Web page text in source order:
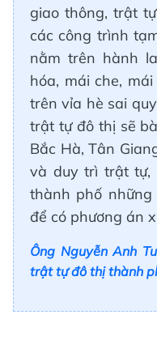
giao thông, trật
các công trình
nằm trên hành
hóa, mái che,
trên vỉa hè sai
trật tự đô thị sẽ
Bắc Hà, Tân
và duy trì trật tự,
thành phố
để có phương án
Ông Nguyễn Anh
trật tự đô thị thành